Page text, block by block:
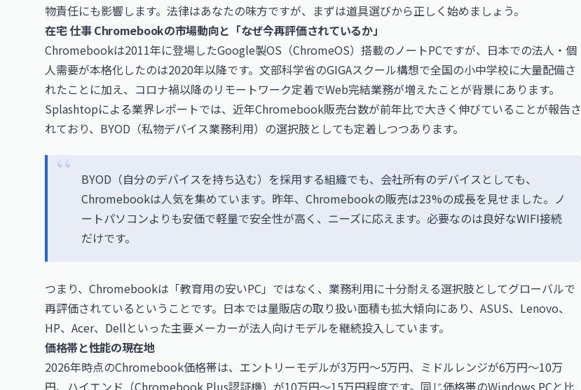
物責任にも影響します。法律はあなたの味方ですが、まずは道具選びから正しく始めましょう。
在宅 仕事 Chromebookの市場動向と「なぜ今再評価されているか」
Chromebookは2011年に登場したGoogle製OS（ChromeOS）搭載のノートPCですが、日本での法人・個
人需要が本格化したのは2020年以降です。文部科学省のGIGAスクール構想で全国の小中学校に大量配備さ
れたことに加え、コロナ禍以降のリモートワーク定着でWeb完結業務が増えたことが背景にあります。
Splashtopによる業界レポートでは、近年Chromebook販売台数が前年比で大きく伸びていることが報告さ
れており、BYOD（私物デバイス業務利用）の選択肢としても定着しつつあります。
BYOD（自分のデバイスを持ち込む）を採用する組織でも、会社所有のデバイスとしても、
Chromebookは人気を集めています。昨年、Chromebookの販売は23%の成長を見せました。ノ
ートパソコンよりも安価で軽量で安全性が高く、ニーズに応えます。必要なのは良好なWIFI接続
だけです。
つまり、Chromebookは「教育用の安いPC」ではなく、業務利用に十分耐える選択肢としてグローバルで
再評価されているということです。日本では量販店の取り扱い面積も拡大傾向にあり、ASUS、Lenovo、
HP、Acer、Dellといった主要メーカーが法人向けモデルを継続投入しています。
価格帯と性能の現在地
2026年時点のChromebook価格帯は、エントリーモデルが3万円〜5万円、ミドルレンジが6万円〜10万
円、ハイエンド（Chromebook Plus認証機）が10万円〜15万円程度です。同じ価格帯のWindows PCと比